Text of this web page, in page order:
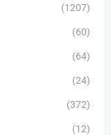
(1207)
(60)
(64)
(24)
(372)
(12)